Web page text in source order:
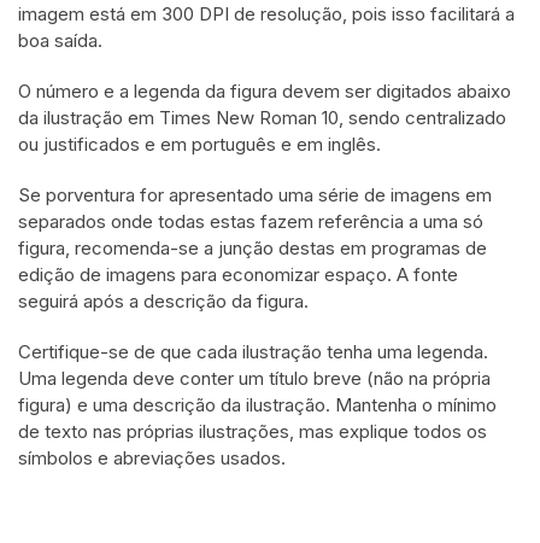
imagem está em 300 DPI de resolução, pois isso facilitará a
boa saída.
O número e a legenda da figura devem ser digitados abaixo
da ilustração em Times New Roman 10, sendo centralizado
ou justificados e em português e em inglês.
Se porventura for apresentado uma série de imagens em
separados onde todas estas fazem referência a uma só
figura, recomenda-se a junção destas em programas de
edição de imagens para economizar espaço. A fonte
seguirá após a descrição da figura.
Certifique-se de que cada ilustração tenha uma legenda.
Uma legenda deve conter um título breve (não na própria
figura) e uma descrição da ilustração. Mantenha o mínimo
de texto nas próprias ilustrações, mas explique todos os
símbolos e abreviações usados.